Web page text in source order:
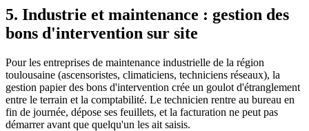
5. Industrie et maintenance : gestion des
bons d'intervention sur site
Pour les entreprises de maintenance industrielle de la région
toulousaine (ascensoristes, climaticiens, techniciens réseaux), la
gestion papier des bons d'intervention crée un goulot d'étranglement
entre le terrain et la comptabilité. Le technicien rentre au bureau en
fin de journée, dépose ses feuillets, et la facturation ne peut pas
démarrer avant que quelqu'un les ait saisis.